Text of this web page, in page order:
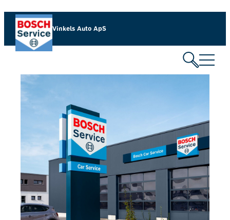
Vinkels Auto ApS